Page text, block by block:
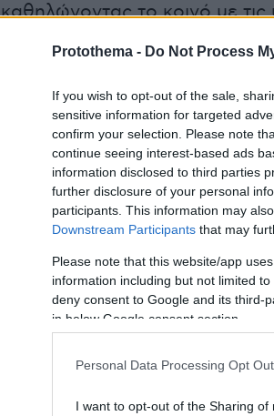
Protothema - Do Not Process
If you wish to opt-out of the sale,
sensitive information for targeted
confirm your selection. Please note
continue seeing interest-based ads
information disclosed to third parties
further disclosure of your personal
participants. This information may
Downstream Participants that may
Please note that this website/app
information including but not limited
deny consent to Google and its third-
in below Google consent section.
Personal Data Processing Opt
I want to opt-out of the Sharing of
καθηλώνοντας το κοινό με